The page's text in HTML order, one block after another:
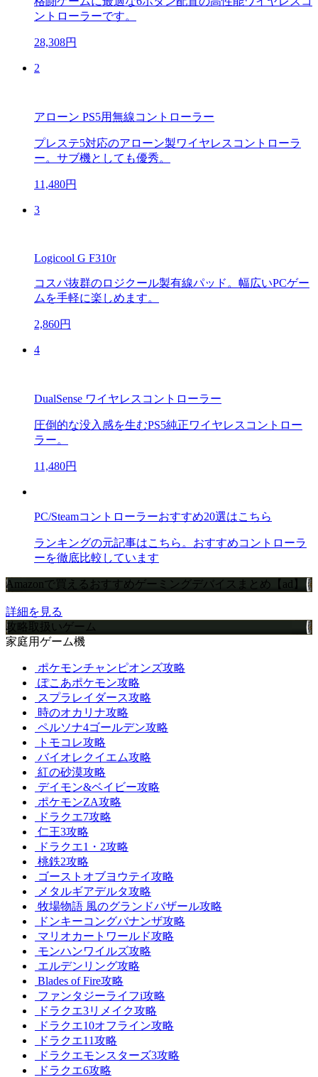
ントローラーです。
28,308円
2
アローン PS5用無線コントローラー
プレステ5対応のアローン製ワイヤレスコントローラ
ー。サブ機としても優秀。
11,480円
3
Logicool G F310r
コスパ抜群のロジクール製有線パッド。幅広いPCゲー
ムを手軽に楽しめます。
2,860円
4
DualSense ワイヤレスコントローラー
圧倒的な没入感を生むPS5純正ワイヤレスコントロー
ラー。
11,480円
PC/Steamコントローラーおすすめ20選はこちら
ランキングの元記事はこちら。おすすめコントローラ
ーを徹底比較しています
Amazonで買えるおすすめゲーミングデバイスまとめ【ad】
詳細を見る
攻略取扱いゲーム
家庭用ゲーム機
ポケモンチャンピオンズ攻略
ぽこあポケモン攻略
スプラレイダース攻略
時のオカリナ攻略
ペルソナ4ゴールデン攻略
トモコレ攻略
バイオレクイエム攻略
紅の砂漠攻略
デイモン&ベイビー攻略
ポケモンZA攻略
ドラクエ7攻略
仁王3攻略
ドラクエ1・2攻略
桃鉄2攻略
ゴーストオブヨウテイ攻略
メタルギアデルタ攻略
牧場物語 風のグランドバザール攻略
ドンキーコングバナンザ攻略
マリオカートワールド攻略
モンハンワイルズ攻略
エルデンリング攻略
Blades of Fire攻略
ファンタジーライフi攻略
ドラクエ3リメイク攻略
ドラクエ10オフライン攻略
ドラクエ11攻略
ドラクエモンスターズ3攻略
ドラクエ6攻略